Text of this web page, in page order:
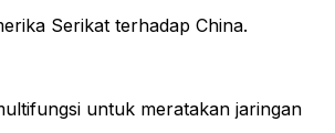
Serikat terhadap China.
untuk meratakan jaringan